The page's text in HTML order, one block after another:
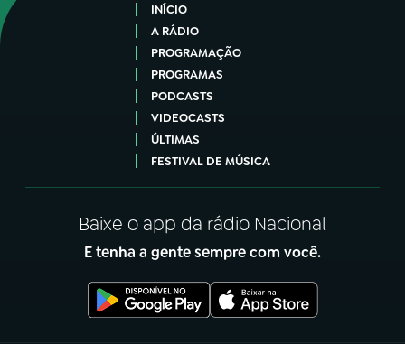
INÍCIO
A RÁDIO
PROGRAMAÇÃO
PROGRAMAS
PODCASTS
VIDEOCASTS
ÚLTIMAS
FESTIVAL DE MÚSICA
Baixe o app da rádio Nacional
E tenha a gente sempre com você.